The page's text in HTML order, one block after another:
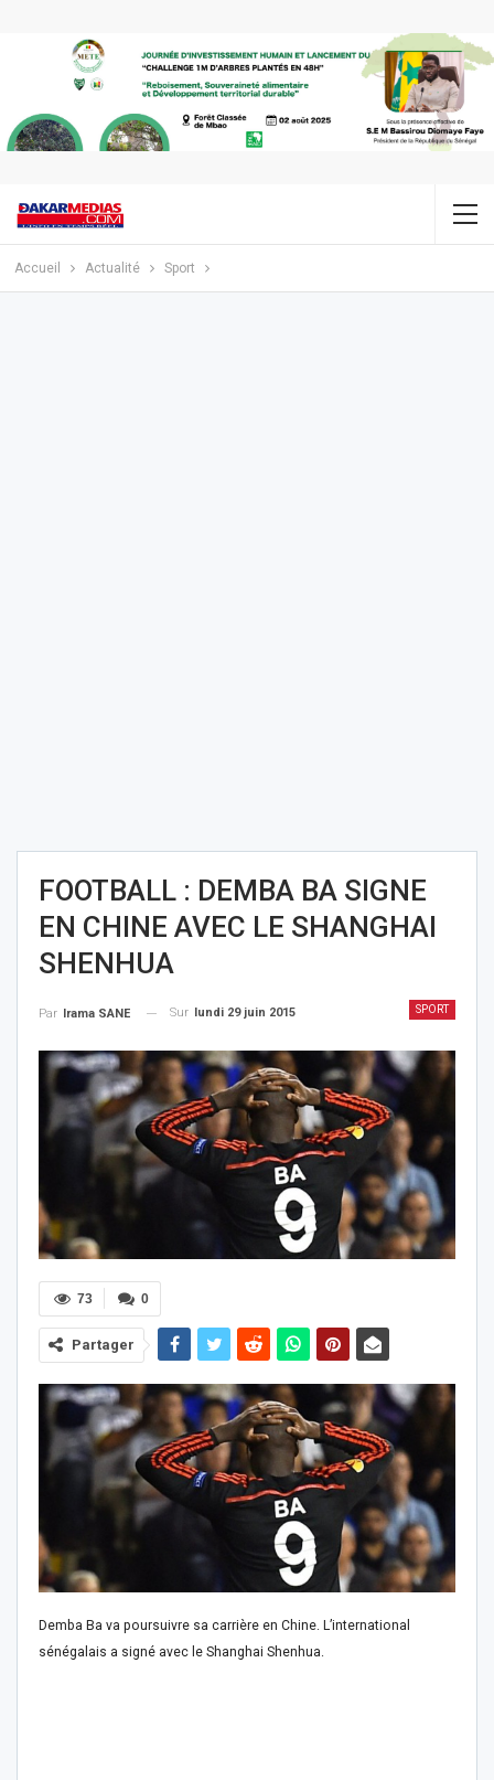
Accueil Actualité Sport
FOOTBALL : DEMBA BA SIGNE
EN CHINE AVEC LE SHANGHAI
SHENHUA
SPORT
Par Irama SANE Sur lundi 29 juin 2015
0
73
Partager
Demba Ba va poursuivre sa carrière en Chine. L’international
sénégalais a signé avec le Shanghai Shenhua.